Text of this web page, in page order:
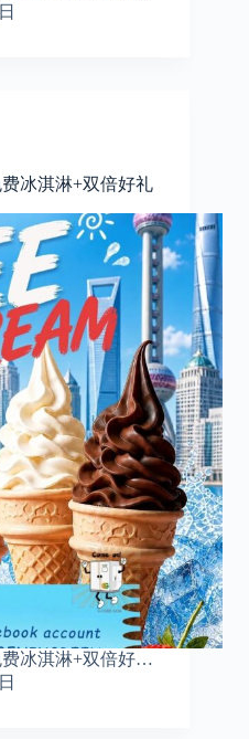
冰淇淋+双倍好礼
费冰淇淋+双倍好…